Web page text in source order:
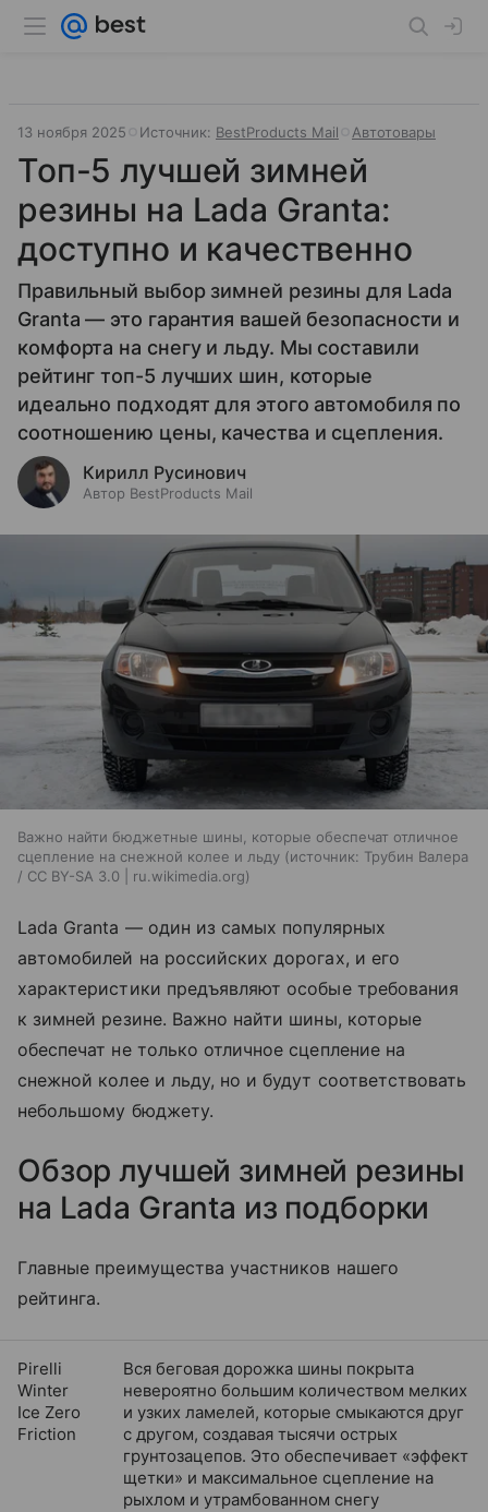
13 ноября 2025 Источник: BestProducts Mail Автотовары
Топ-5 лучшей зимней
резины на Lada Granta:
доступно и качественно
Правильный выбор зимней резины для Lada
Granta — это гарантия вашей безопасности и
комфорта на снегу и льду. Мы составили
рейтинг топ-5 лучших шин, которые
идеально подходят для этого автомобиля по
соотношению цены, качества и сцепления.
Кирилл Русинович
Автор BestProducts Mail
Важно найти бюджетные шины, которые обеспечат отличное
сцепление на снежной колее и льду
источник: Трубин Валера
/ CC BY-SA 3.0 | ru.wikimedia.org
Lada Granta — один из самых популярных
автомобилей на российских дорогах, и его
характеристики предъявляют особые требования
к зимней резине. Важно найти шины, которые
обеспечат не только отличное сцепление на
снежной колее и льду, но и будут соответствовать
небольшому бюджету.
Обзор лучшей зимней резины
на Lada Granta из подборки
Главные преимущества участников нашего
рейтинга.
Pirelli
Winter
Ice Zero
Friction
Вся беговая дорожка шины покрыта
невероятно большим количеством мелких
и узких ламелей, которые смыкаются друг
с другом, создавая тысячи острых
грунтозацепов. Это обеспечивает «эффект
щетки» и максимальное сцепление на
рыхлом и утрамбованном снегу